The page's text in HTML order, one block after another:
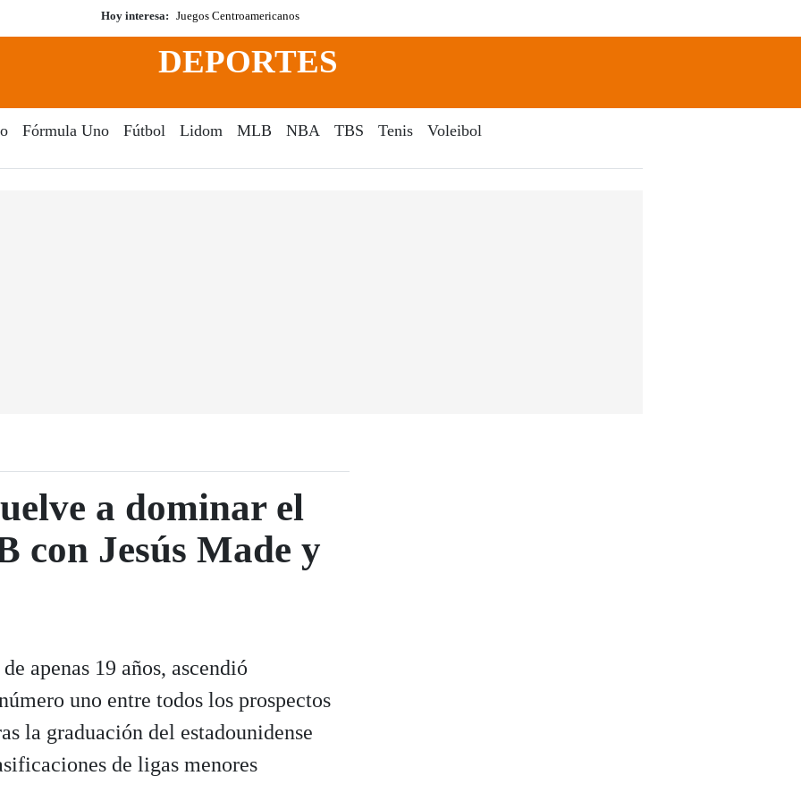
Hoy interesa: Juegos Centroamericanos
Search
DEPORTES
Fórmula Uno Fútbol Lidom MLB NBA TBS Tenis Voleibol
a dominar el
con Jesús Made y
apenas 19 años, ascendió
uno entre todos los prospectos
la graduación del estadounidense
de ligas menores